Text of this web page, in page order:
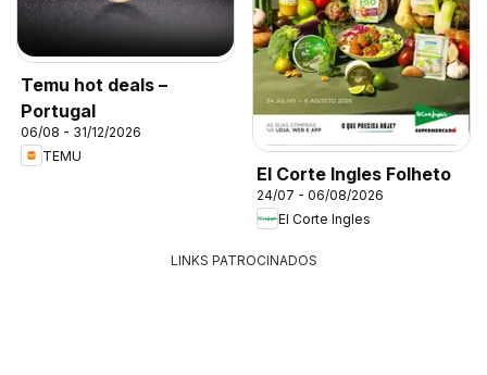
Temu hot deals –
Portugal
06/08 - 31/12/2026
TEMU
El Corte Ingles Folheto
24/07 - 06/08/2026
El Corte Ingles
LINKS PATROCINADOS